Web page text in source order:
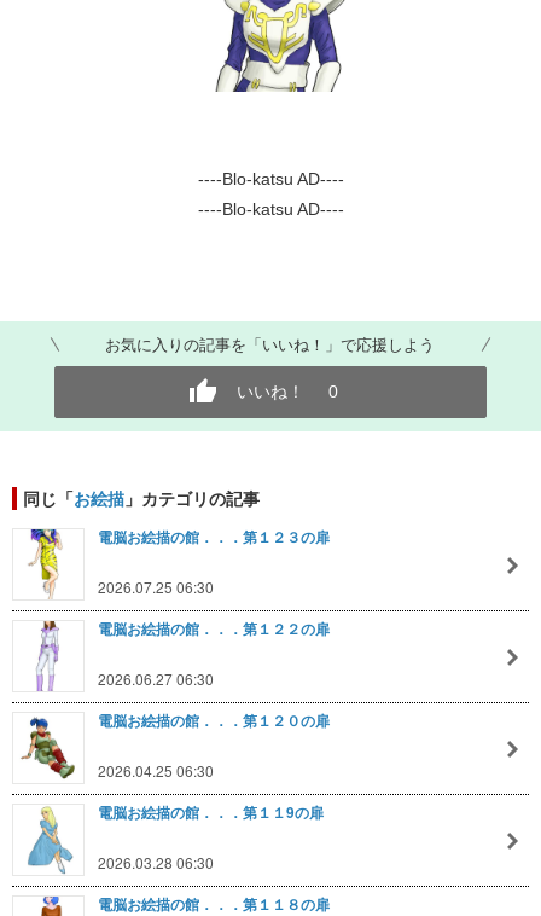
----Blo-katsu AD----
----Blo-katsu AD----
お気に入りの記事を「いいね！」で応援しよう
いいね！ 0
同じ「お絵描 」カテゴリの記事
電脳お絵描の館．．．第１２３の扉
2026.07.25 06:30
電脳お絵描の館．．．第１２２の扉
2026.06.27 06:30
電脳お絵描の館．．．第１２０の扉
2026.04.25 06:30
電脳お絵描の館．．．第１１9の扉
2026.03.28 06:30
電脳お絵描の館．．．第１１８の扉